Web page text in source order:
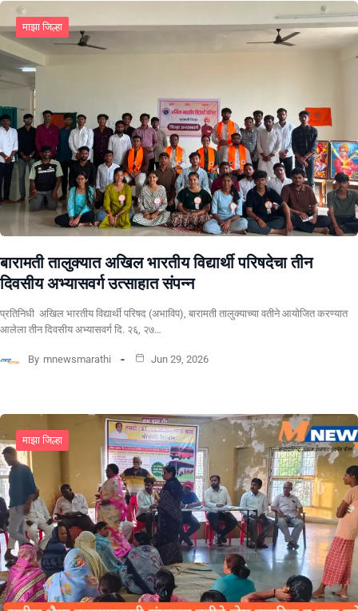
माझा जिल्हा
बारामती तालुक्यात अखिल भारतीय विद्यार्थी परिषदेचा तीन
दिवसीय अभ्यासवर्ग उत्साहात संपन्न
प्रतिनिधी अखिल भारतीय विद्यार्थी परिषद (अभाविप), बारामती तालुक्याच्या वतीने आयोजित करण्यात
आलेला तीन दिवसीय अभ्यासवर्ग दि. २६, २७…
By mnewsmarathi Jun 29, 2026
माझा जिल्हा